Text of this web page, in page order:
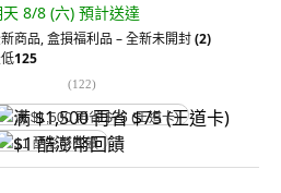
天 8/8 (六) 預計送達
商品,盒損福利品 – 全新未開封(2)
125
(122)
满 $1,500 再省 $75 (王道卡)
$1 酷澎幣回饋